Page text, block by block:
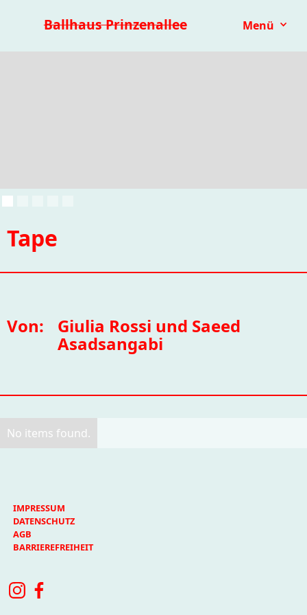
Ballhaus Prinzenallee Menü
Kinder- & Jugendtheater mit.mach.bühne
Tape
Von: Giulia Rossi und Saeed
Asadsangabi
No items found.
IMPRESSUM
DATENSCHUTZ
AGB
BARRIEREFREIHEIT